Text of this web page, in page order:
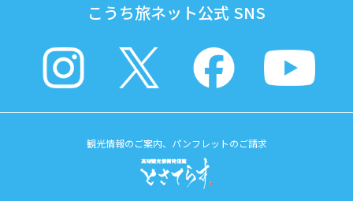
こうち旅ネット公式 SNS
観光情報のご案内、パンフレットのご請求